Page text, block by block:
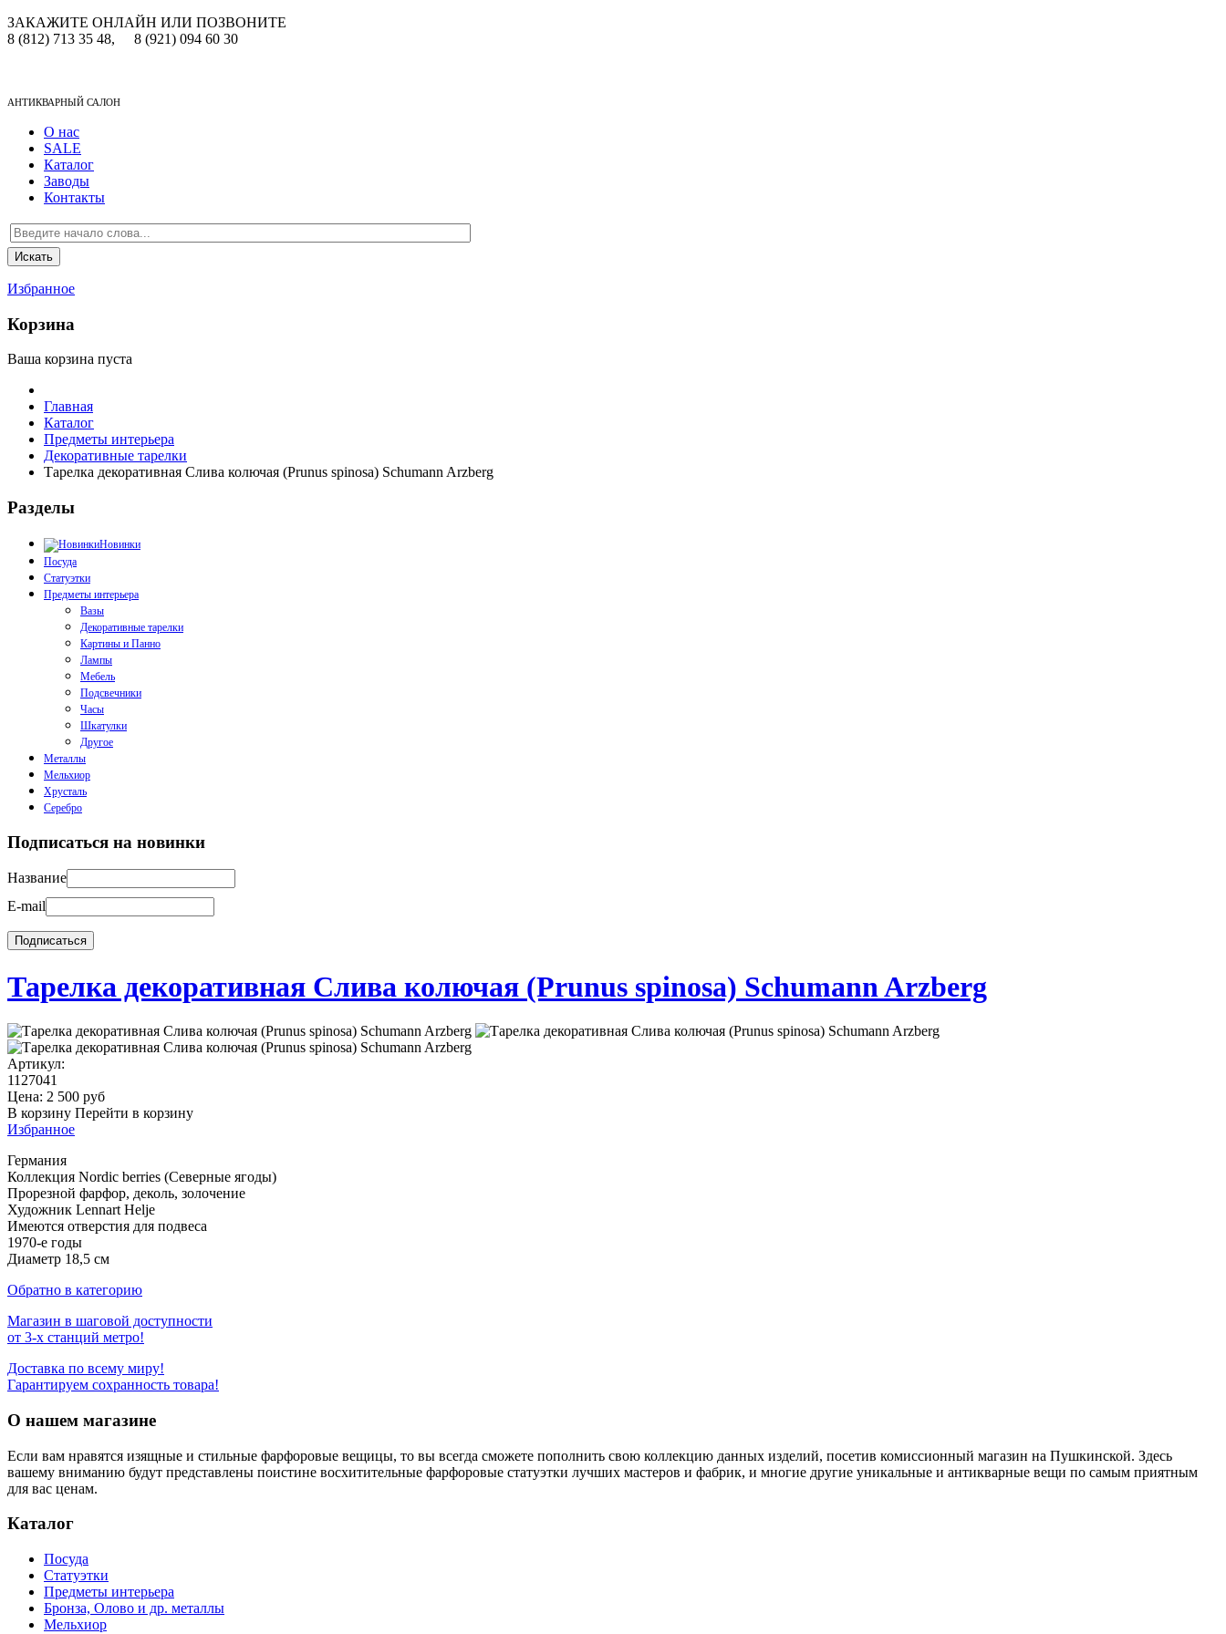
ЗАКАЖИТЕ ОНЛАЙН ИЛИ ПОЗВОНИТЕ
8 (812) 713 35 48,
8 (921) 094 60 30
АНТИКВАРНЫЙ САЛОН
О нас
SALE
Каталог
Заводы
Контакты
Избранное
Корзина
Ваша корзина пуста
Главная
Каталог
Предметы интерьера
Декоративные тарелки
Тарелка декоративная Слива колючая (Prunus spinosa) Schumann Arzberg
Разделы
Новинки
Посуда
Статуэтки
Предметы интерьера
Вазы
Декоративные тарелки
Картины и Панно
Лампы
Мебель
Подсвечники
Часы
Шкатулки
Другое
Металлы
Мельхиор
Хрусталь
Серебро
Подписаться на новинки
Название
E-mail
Тарелка декоративная Слива колючая (Prunus spinosa) Schumann Arzberg
Артикул:
1127041
Цена: 2 500 руб
В корзину Перейти в корзину
Избранное
Германия
Коллекция Nordic berries (Северные ягоды)
Прорезной фарфор, деколь, золочение
Художник Lennart Helje
Имеются отверстия для подвеса
1970-е годы
Диаметр 18,5 см
Обратно в категорию
Магазин в шаговой доступности
от 3-х станций метро!
Доставка по всему миру!
Гарантируем сохранность товара!
О нашем магазине
Если вам нравятся изящные и стильные фарфоровые вещицы, то вы всегда сможете пополнить свою коллекцию данных изделий, посетив комиссионный магазин на Пушкинской. Здесь
вашему вниманию будут представлены поистине восхитительные фарфоровые статуэтки лучших мастеров и фабрик, и многие другие уникальные и антикварные вещи по самым приятным
для вас ценам.
Каталог
Посуда
Статуэтки
Предметы интерьера
Бронза, Олово и др. металлы
Мельхиор